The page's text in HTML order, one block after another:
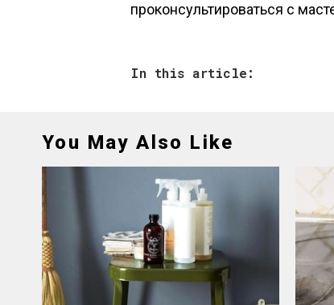
проконсультироваться с
In this article:
You May Also Like